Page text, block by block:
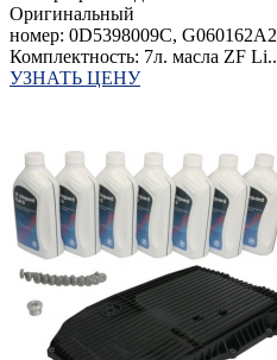
Оригинальный
номер: 0D5398009C, G060162A2
Комплектность: 7л. масла ZF Li..
УЗНАТЬ ЦЕНУ